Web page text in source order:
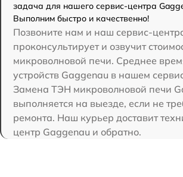
задача для нашего сервис-центра
Выполним быстро и качественно!
Позвоните нам и наш сервис-
проконсультирует и озвучит
микроволновой печи. Среднее
устройств Gaggenau в нашем
Замена ТЭН микроволновой печи
выполняется на выезде, если не
ремонта. Наш курьер доставит
центр Gaggenau и обратно.